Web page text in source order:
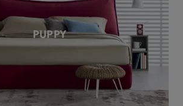
PUPPY